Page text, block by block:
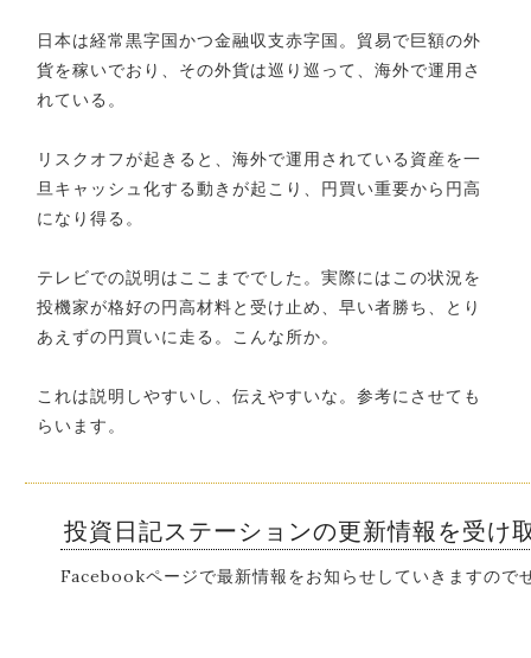
日本は経常黒字国かつ金融収支赤字国。貿易で巨額の外
貨を稼いでおり、その外貨は巡り巡って、海外で運用さ
れている。
リスクオフが起きると、海外で運用されている資産を一
旦キャッシュ化する動きが起こり、円買い重要から円高
になり得る。
テレビでの説明はここまででした。実際にはこの状況を
投機家が格好の円高材料と受け止め、早い者勝ち、とり
あえずの円買いに走る。こんな所か。
これは説明しやすいし、伝えやすいな。参考にさせても
らいます。
投資日記ステーションの更新情報を受け
Facebookページで最新情報をお知らせしていきますので